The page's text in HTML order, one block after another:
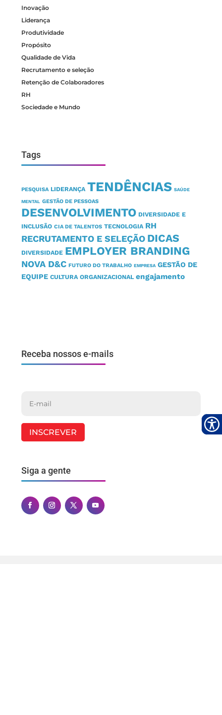
Inovação
Liderança
Produtividade
Propósito
Qualidade de Vida
Recrutamento e seleção
Retenção de Colaboradores
RH
Sociedade e Mundo
Tags
PESQUISA LIDERANÇA TENDÊNCIAS SAÚDE
MENTAL GESTÃO DE PESSOAS
DESENVOLVIMENTO DIVERSIDADE E
INCLUSÃO CIA DE TALENTOS TECNOLOGIA RH
RECRUTAMENTO E SELEÇÃO DICAS
DIVERSIDADE EMPLOYER BRANDING
NOVA D&C FUTURO DO TRABALHO EMPRESA GESTÃO DE
EQUIPE CULTURA ORGANIZACIONAL engajamento
Receba nossos e-mails
INSCREVER
Siga a gente